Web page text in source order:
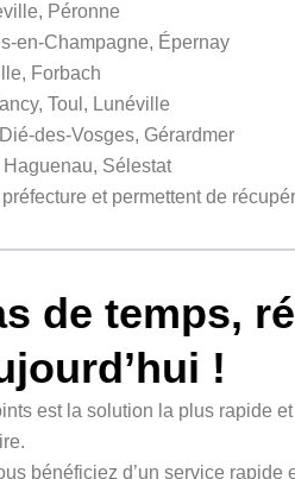
Péronne
en-Champagne, Épernay
Forbach
Toul, Lunéville
des-Vosges, Gérardmer
Sélestat
et permettent de
de temps,
!
est la solution la plus rapide
bénéficiez d’un service rapide